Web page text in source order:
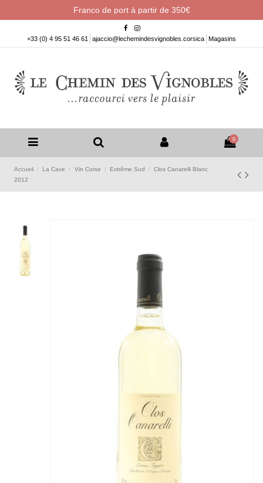
Franco de port à partir de 350€
+33 (0) 4 95 51 46 61 ajaccio@lechemindesvignobles.corsica Magasins
0
Accueil La Cave Vin Corse Extrême Sud
Clos Canarelli Blanc
2012